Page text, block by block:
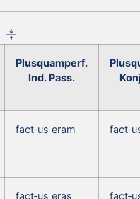
Plusquamperf.
Ind. Pass.
fact‑us eram
fact‑us eras